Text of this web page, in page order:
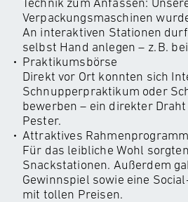
Verpackungsmaschinen
An interaktiven Stationen
selbst Hand anlegen – z. B.
Praktikumsbörse
Direkt vor Ort konnten sich
Schnupperpraktikum oder
bewerben – ein direkter
Pester.
Attraktives Rahmenprogramm
Für das leibliche Wohl
Snackstationen. Außerdem
Gewinnspiel sowie eine
mit tollen Preisen.